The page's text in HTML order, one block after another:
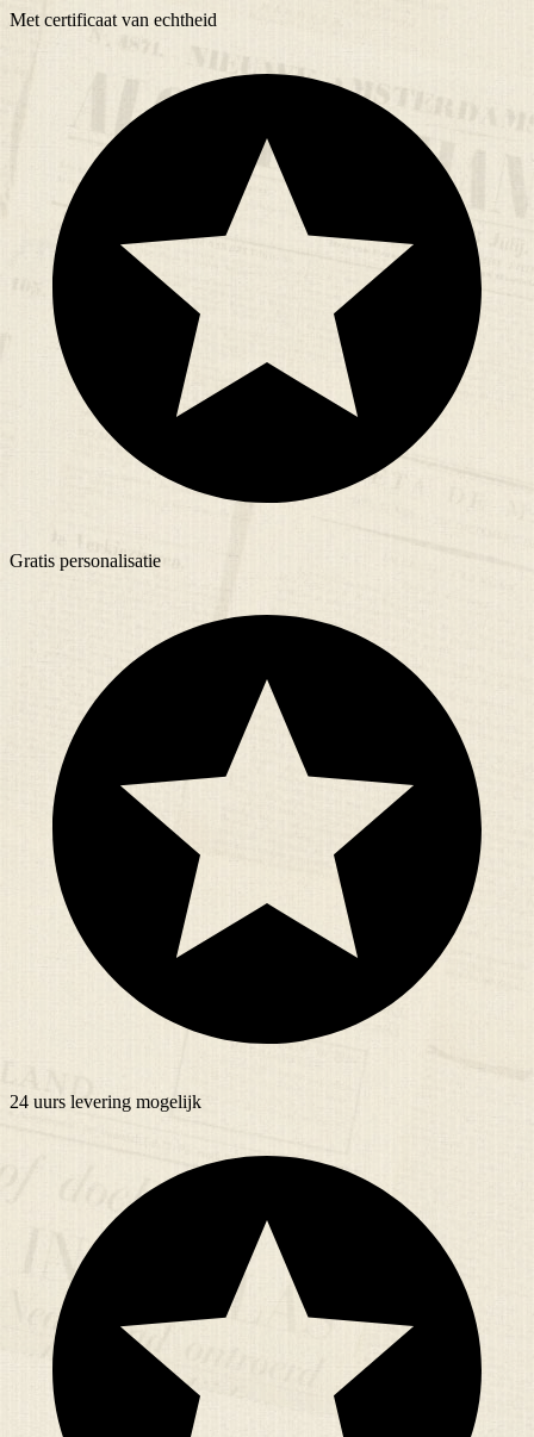
Met certificaat van echtheid
Gratis personalisatie
24 uurs levering mogelijk